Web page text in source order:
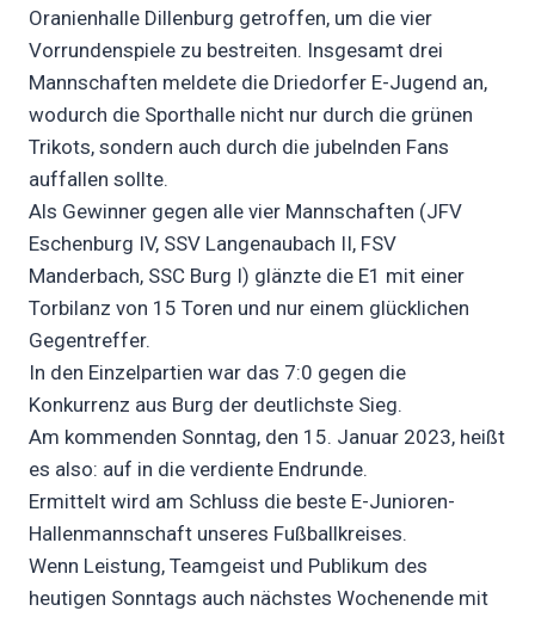
Oranienhalle Dillenburg getroffen, um die vier
Vorrundenspiele zu bestreiten. Insgesamt drei
Mannschaften meldete die Driedorfer E-Jugend an,
wodurch die Sporthalle nicht nur durch die grünen
Trikots, sondern auch durch die jubelnden Fans
auffallen sollte.
Als Gewinner gegen alle vier Mannschaften (JFV
Eschenburg IV, SSV Langenaubach II, FSV
Manderbach, SSC Burg I) glänzte die E1 mit einer
Torbilanz von 15 Toren und nur einem glücklichen
Gegentreffer.
In den Einzelpartien war das 7:0 gegen die
Konkurrenz aus Burg der deutlichste Sieg.
Am kommenden Sonntag, den 15. Januar 2023, heißt
es also: auf in die verdiente Endrunde.
Ermittelt wird am Schluss die beste E-Junioren-
Hallenmannschaft unseres Fußballkreises.
Wenn Leistung, Teamgeist und Publikum des
heutigen Sonntags auch nächstes Wochenende mit